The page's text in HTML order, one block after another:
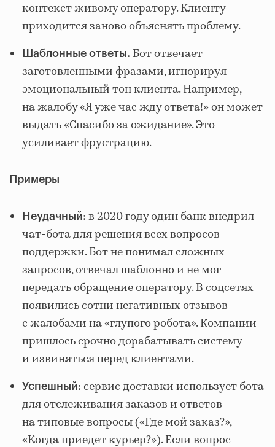
контекст живому оператору. Клиенту
приходится заново объяснять проблему.
Шаблонные ответы. Бот отвечает
заготовленными фразами, игнорируя
эмоциональный тон клиента. Например,
на жалобу «Я уже час жду ответа!» он может
выдать «Спасибо за ожидание». Это
усиливает фрустрацию.
Примеры
Неудачный: в 2020 году один банк внедрил
чат‑бота для решения всех вопросов
поддержки. Бот не понимал сложных
запросов, отвечал шаблонно и не мог
передать обращение оператору. В соцсетях
появились сотни негативных отзывов
с жалобами на «глупого робота». Компании
пришлось срочно дорабатывать систему
и извиняться перед клиентами.
Успешный: сервис доставки использует бота
для отслеживания заказов и ответов
на типовые вопросы («Где мой заказ?»,
«Когда приедет курьер?»). Если вопрос